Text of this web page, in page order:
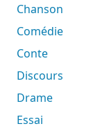
Chanson
Comédie
Conte
Discours
Drame
Essai